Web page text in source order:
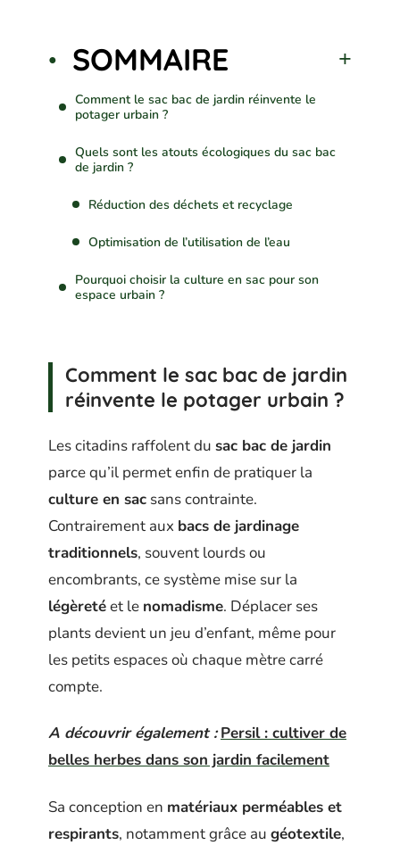
SOMMAIRE
Comment le sac bac de jardin réinvente le
potager urbain ?
Quels sont les atouts écologiques du sac bac
de jardin ?
Réduction des déchets et recyclage
Optimisation de l’utilisation de l’eau
Pourquoi choisir la culture en sac pour son
espace urbain ?
Comment le sac bac de jardin
réinvente le potager urbain ?
Les citadins raffolent du sac bac de jardin
parce qu’il permet enfin de pratiquer la
culture en sac sans contrainte.
Contrairement aux bacs de jardinage
traditionnels, souvent lourds ou
encombrants, ce système mise sur la
légèretéet le nomadisme. Déplacer ses
plants devient un jeu d’enfant, même pour
les petits espaces où chaque mètre carré
compte.
A découvrir également : Persil : cultiver de
belles herbes dans son jardin facilement
Sa conception en matériaux perméables et
respirants, notamment grâce au géotextile,